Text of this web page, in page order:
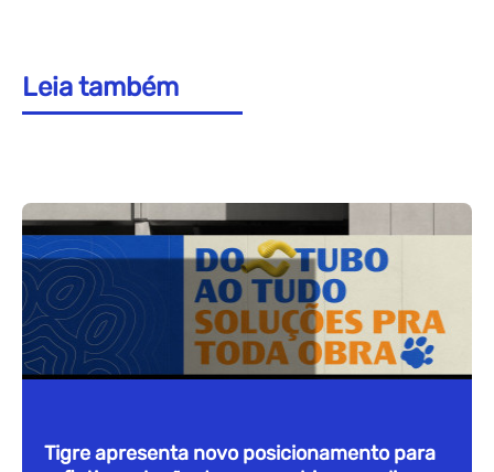
Leia também
Tigre apresenta novo posicionamento para